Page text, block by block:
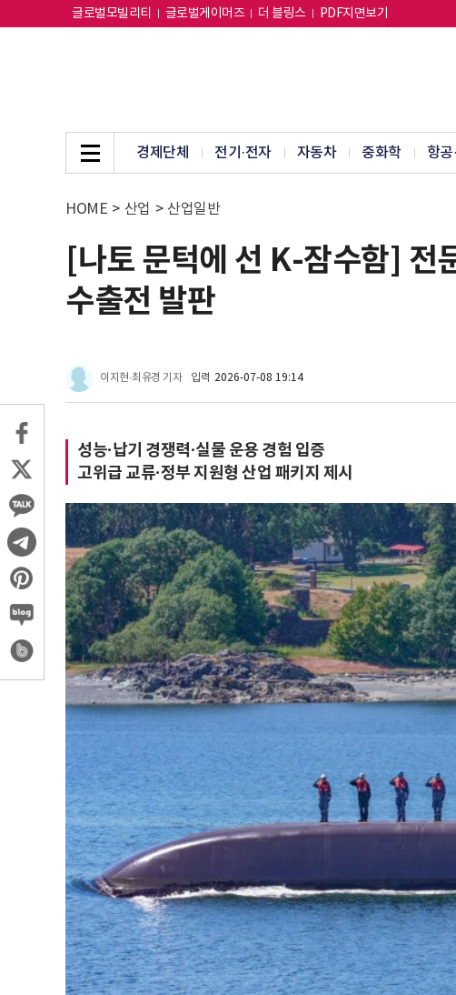
글로벌모빌리티 글로벌게이머즈 더 블링스 PDF지면보기
경제단체 전기·전자 자동차 중화학 항공
HOME > 산업 > 산업일반
[나토 문턱에 선 K-잠수함]
수출전 발판
이지현·최유경 기자 입력 2026-07-08 19:14
성능·납기 경쟁력·실물 운용 경험 입증
고위급 교류·정부 지원형 산업 패키지 제시